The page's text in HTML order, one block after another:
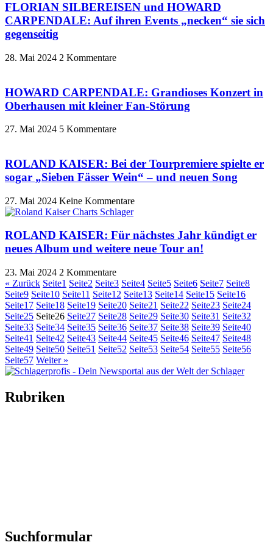
FLORIAN SILBEREISEN und HOWARD
CARPENDALE: Auf ihren Events „necken“ sie sich
gegenseitig
28. Mai 2024 2 Kommentare
HOWARD CARPENDALE: Grandioses Konzert in
Oberhausen mit kleiner Fan-Störung
27. Mai 2024 5 Kommentare
ROLAND KAISER: Bei der Tourpremiere spielte er
sogar „Sieben Fässer Wein“ – und neuen Song
27. Mai 2024 Keine Kommentare
ROLAND KAISER: Für nächstes Jahr kündigt er
neues Album und weitere neue Tour an!
23. Mai 2024 2 Kommentare
« Zurück Seite1 Seite2 Seite3 Seite4 Seite5 Seite6 Seite7 Seite8
Seite9 Seite10 Seite11 Seite12 Seite13 Seite14 Seite15 Seite16
Seite17 Seite18 Seite19 Seite20 Seite21 Seite22 Seite23 Seite24
Seite25 Seite26 Seite27 Seite28 Seite29 Seite30 Seite31 Seite32
Seite33 Seite34 Seite35 Seite36 Seite37 Seite38 Seite39 Seite40
Seite41 Seite42 Seite43 Seite44 Seite45 Seite46 Seite47 Seite48
Seite49 Seite50 Seite51 Seite52 Seite53 Seite54 Seite55 Seite56
Seite57 Weiter »
Rubriken
Suchformular